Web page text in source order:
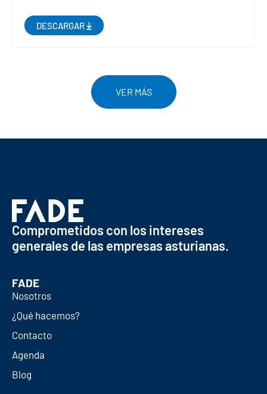
DESCARGAR
VER MÁS
Comprometidos con los intereses
generales de las empresas asturianas.
FADE
Nosotros
¿Qué hacemos?
Contacto
Agenda
Blog